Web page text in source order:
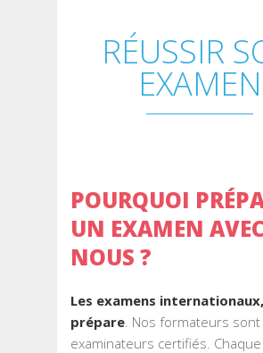
RÉUSSIR
EXAMEN
POURQUOI
UN EXAMEN
NOUS ?
Les examens
prépare. Nos formateurs
examinateurs certifiés.